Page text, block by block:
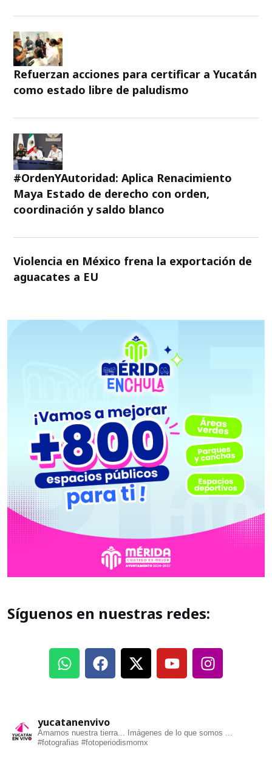
Refuerzan acciones para certificar a Yucatán
como estado libre de paludismo
#OrdenYAutoridad: Aplica Renacimiento
Maya Estado de derecho con orden,
coordinación y saldo blanco
Violencia en México frena la exportación de
aguacates a EU
Síguenos en nuestras redes:
yucatanenvivo
Amamos nuestra tierra... Imágenes de lo que somos ...
#fotografias #fotoperiodismomx